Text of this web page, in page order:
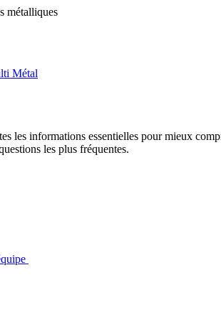
métalliques
les informations essentielles pour mieux
les plus fréquentes.